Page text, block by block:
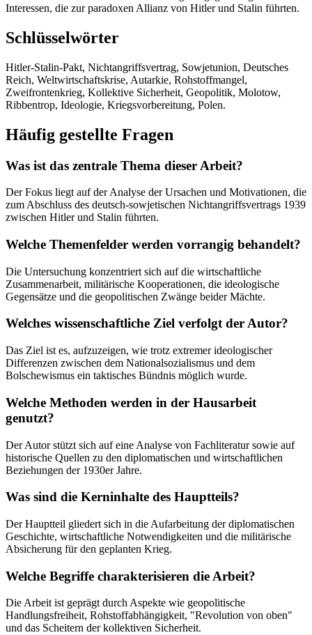
Interessen, die zur paradoxen Allianz von Hitler und Stalin führten.
Schlüsselwörter
Hitler-Stalin-Pakt, Nichtangriffsvertrag, Sowjetunion, Deutsches
Reich, Weltwirtschaftskrise, Autarkie, Rohstoffmangel,
Zweifrontenkrieg, Kollektive Sicherheit, Geopolitik, Molotow,
Ribbentrop, Ideologie, Kriegsvorbereitung, Polen.
Häufig gestellte Fragen
Was ist das zentrale Thema dieser Arbeit?
Der Fokus liegt auf der Analyse der Ursachen und Motivationen, die
zum Abschluss des deutsch-sowjetischen Nichtangriffsvertrags 1939
zwischen Hitler und Stalin führten.
Welche Themenfelder werden vorrangig behandelt?
Die Untersuchung konzentriert sich auf die wirtschaftliche
Zusammenarbeit, militärische Kooperationen, die ideologische
Gegensätze und die geopolitischen Zwänge beider Mächte.
Welches wissenschaftliche Ziel verfolgt der Autor?
Das Ziel ist es, aufzuzeigen, wie trotz extremer ideologischer
Differenzen zwischen dem Nationalsozialismus und dem
Bolschewismus ein taktisches Bündnis möglich wurde.
Welche Methoden werden in der Hausarbeit
genutzt?
Der Autor stützt sich auf eine Analyse von Fachliteratur sowie auf
historische Quellen zu den diplomatischen und wirtschaftlichen
Beziehungen der 1930er Jahre.
Was sind die Kerninhalte des Hauptteils?
Der Hauptteil gliedert sich in die Aufarbeitung der diplomatischen
Geschichte, wirtschaftliche Notwendigkeiten und die militärische
Absicherung für den geplanten Krieg.
Welche Begriffe charakterisieren die Arbeit?
Die Arbeit ist geprägt durch Aspekte wie geopolitische
Handlungsfreiheit, Rohstoffabhängigkeit, "Revolution von oben"
und das Scheitern der kollektiven Sicherheit.